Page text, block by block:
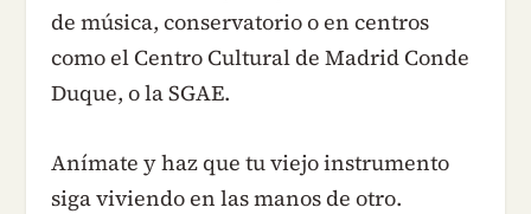
de música, conservatorio o en centros
como el Centro Cultural de Madrid Conde
Duque, o la SGAE.
Anímate y haz que tu viejo instrumento
siga viviendo en las manos de otro.